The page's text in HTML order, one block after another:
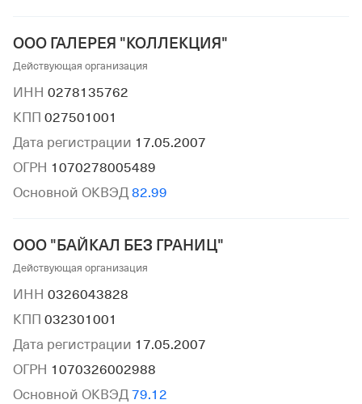
ООО ГАЛЕРЕЯ "КОЛЛЕКЦИЯ"
Действующая организация
ИНН 0278135762
КПП 027501001
Дата регистрации 17.05.2007
ОГРН 1070278005489
Основной ОКВЭД 82.99
ООО "БАЙКАЛ БЕЗ ГРАНИЦ"
Действующая организация
ИНН 0326043828
КПП 032301001
Дата регистрации 17.05.2007
ОГРН 1070326002988
Основной ОКВЭД 79.12